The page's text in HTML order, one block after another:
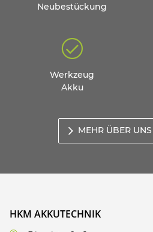
Neubestückung
Werkzeug
Akku
MEHR ÜBER
HKM AKKUTECHNIK